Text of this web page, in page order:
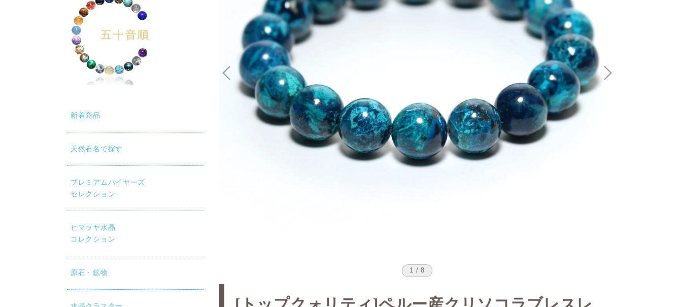
新着商品
天然石名で探す
プレミアムバイヤーズ
セレクション
ヒマラヤ水晶
コレクション
原石・鉱物 1 / 8